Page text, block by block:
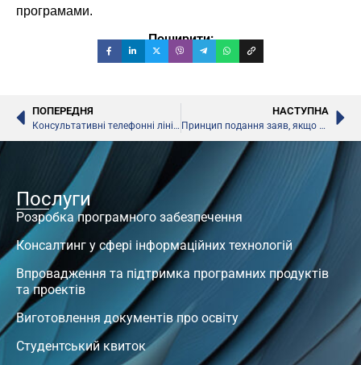
програмами.
Поширити:
ПОПЕРЕДНЯ
Консультативні телефонні лінії МОН щодо вступу 2016
НАСТУПНА
Принцип подання заяв, якщо в документах абітурієнта вказані різні прізвища
Послуги
Розробка програмного забезпечення
Консалтинг у сфері інформаційних технологій
Впровадження та підтримка програмних продуктів
та проектів
Виготовлення документів про освіту
Студентський квиток